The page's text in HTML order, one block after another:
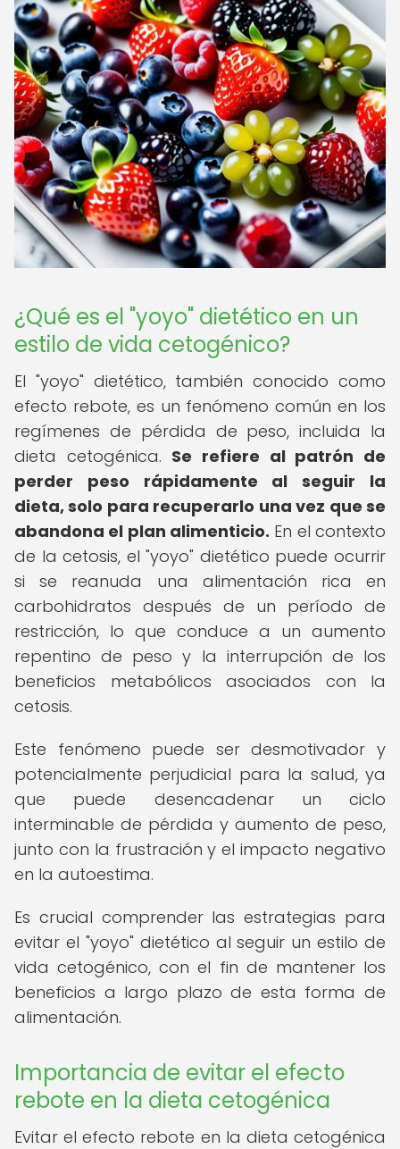
¿Qué es el "yoyo" dietético en un
estilo de vida cetogénico?
El "yoyo" dietético, también conocido como
efecto rebote, es un fenómeno común en los
regímenes de pérdida de peso, incluida la
dieta cetogénica. Se refiere al patrón de
perder peso rápidamente al seguir la
dieta, solo para recuperarlo una vez que se
abandona el plan alimenticio. En el contexto
de la cetosis, el "yoyo" dietético puede ocurrir
si se reanuda una alimentación rica en
carbohidratos después de un período de
restricción, lo que conduce a un aumento
repentino de peso y la interrupción de los
beneficios metabólicos asociados con la
cetosis.
Este fenómeno puede ser desmotivador y
potencialmente perjudicial para la salud, ya
que puede desencadenar un ciclo
interminable de pérdida y aumento de peso,
junto con la frustración y el impacto negativo
en la autoestima.
Es crucial comprender las estrategias para
evitar el "yoyo" dietético al seguir un estilo de
vida cetogénico, con el fin de mantener los
beneficios a largo plazo de esta forma de
alimentación.
Importancia de evitar el efecto
rebote en la dieta cetogénica
Evitar el efecto rebote en la dieta cetogénica